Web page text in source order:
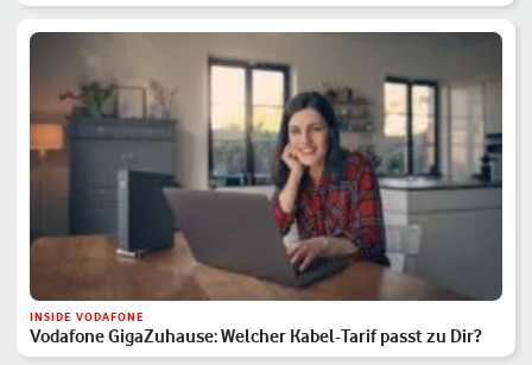
INSIDE VODAFONE
Vodafone GigaZuhause: Welcher Kabel-Tarif passt zu Dir?